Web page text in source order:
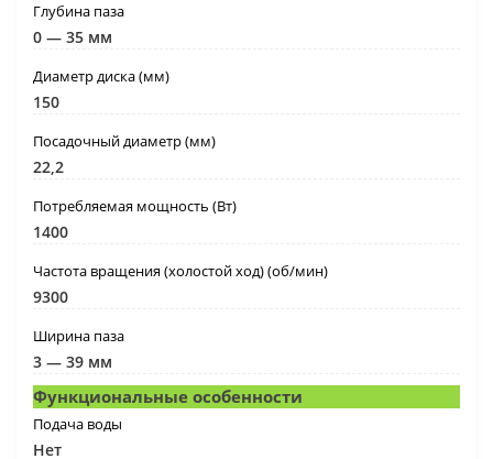
Глубина паза
0 — 35 мм
Диаметр диска (мм)
150
Посадочный диаметр (мм)
22,2
Потребляемая мощность (Вт)
1400
Частота вращения (холостой ход) (об/мин)
9300
Ширина паза
3 — 39 мм
Функциональные особенности
Подача воды
Нет